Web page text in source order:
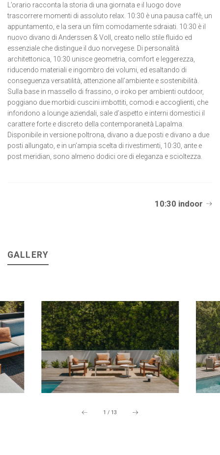
L’orario racconta la storia di una giornata e il luogo dove
trascorrere momenti di assoluto relax. 10:30 è una pausa caffè, un
appuntamento, e la sera un film comodamente sdraiati. 10:30 è il
nuovo divano di Anderssen & Voll, creato nello stile fluido ed
essenziale che distingue il duo norvegese. Di personalità
architettonica, 10:30 unisce geometria, comfort e leggerezza,
riducendo materiali e ingombro dei volumi, ed esaltando di
conseguenza versatilità, attenzione all’ambiente e sostenibilità.
Sulla base in massello di frassino, o iroko per ambienti outdoor,
poggiano due morbidi cuscini imbottiti, comodi e accoglienti, che
infondono a lounge aziendali, sale d’aspetto e interni domestici il
carattere forte e discreto della contemporaneità Lapalma.
Disponibile in versione poltrona, divano a due posti e divano a due
posti allungato, e in un’ampia scelta di rivestimenti, 10:30, ante e
post meridian, sono almeno dodici ore di eleganza e scioltezza.
10:30 indoor
GALLERY
1 / 13